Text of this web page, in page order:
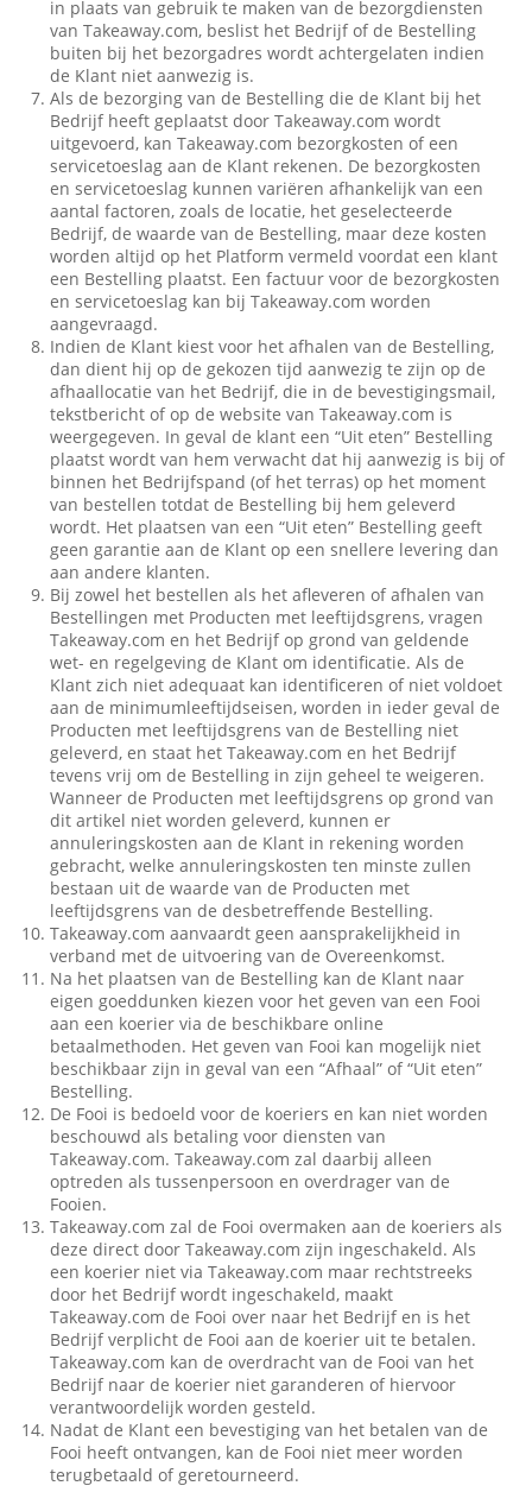
in plaats van gebruik te maken van de bezorgdiensten
van Takeaway.com, beslist het Bedrijf of de Bestelling
buiten bij het bezorgadres wordt achtergelaten indien
de Klant niet aanwezig is.
Als de bezorging van de Bestelling die de Klant bij het
Bedrijf heeft geplaatst door Takeaway.com wordt
uitgevoerd, kan Takeaway.com bezorgkosten of een
servicetoeslag aan de Klant rekenen. De bezorgkosten
en servicetoeslag kunnen variëren afhankelijk van een
aantal factoren, zoals de locatie, het geselecteerde
Bedrijf, de waarde van de Bestelling, maar deze kosten
worden altijd op het Platform vermeld voordat een klant
een Bestelling plaatst. Een factuur voor de bezorgkosten
en servicetoeslag kan bij Takeaway.com worden
aangevraagd.
Indien de Klant kiest voor het afhalen van de Bestelling,
dan dient hij op de gekozen tijd aanwezig te zijn op de
afhaallocatie van het Bedrijf, die in de bevestigingsmail,
tekstbericht of op de website van Takeaway.com is
weergegeven. In geval de klant een “Uit eten” Bestelling
plaatst wordt van hem verwacht dat hij aanwezig is bij of
binnen het Bedrijfspand (of het terras) op het moment
van bestellen totdat de Bestelling bij hem geleverd
wordt. Het plaatsen van een “Uit eten” Bestelling geeft
geen garantie aan de Klant op een snellere levering dan
aan andere klanten.
Bij zowel het bestellen als het afleveren of afhalen van
Bestellingen met Producten met leeftijdsgrens, vragen
Takeaway.com en het Bedrijf op grond van geldende
wet- en regelgeving de Klant om identificatie. Als de
Klant zich niet adequaat kan identificeren of niet voldoet
aan de minimumleeftijdseisen, worden in ieder geval de
Producten met leeftijdsgrens van de Bestelling niet
geleverd, en staat het Takeaway.com en het Bedrijf
tevens vrij om de Bestelling in zijn geheel te weigeren.
Wanneer de Producten met leeftijdsgrens op grond van
dit artikel niet worden geleverd, kunnen er
annuleringskosten aan de Klant in rekening worden
gebracht, welke annuleringskosten ten minste zullen
bestaan uit de waarde van de Producten met
leeftijdsgrens van de desbetreffende Bestelling.
Takeaway.com aanvaardt geen aansprakelijkheid in
verband met de uitvoering van de Overeenkomst.
Na het plaatsen van de Bestelling kan de Klant naar
eigen goeddunken kiezen voor het geven van een Fooi
aan een koerier via de beschikbare online
betaalmethoden. Het geven van Fooi kan mogelijk niet
beschikbaar zijn in geval van een “Afhaal” of “Uit eten”
Bestelling.
De Fooi is bedoeld voor de koeriers en kan niet worden
beschouwd als betaling voor diensten van
Takeaway.com. Takeaway.com zal daarbij alleen
optreden als tussenpersoon en overdrager van de
Fooien.
Takeaway.com zal de Fooi overmaken aan de koeriers als
deze direct door Takeaway.com zijn ingeschakeld. Als
een koerier niet via Takeaway.com maar rechtstreeks
door het Bedrijf wordt ingeschakeld, maakt
Takeaway.com de Fooi over naar het Bedrijf en is het
Bedrijf verplicht de Fooi aan de koerier uit te betalen.
Takeaway.com kan de overdracht van de Fooi van het
Bedrijf naar de koerier niet garanderen of hiervoor
verantwoordelijk worden gesteld.
Nadat de Klant een bevestiging van het betalen van de
Fooi heeft ontvangen, kan de Fooi niet meer worden
terugbetaald of geretourneerd.